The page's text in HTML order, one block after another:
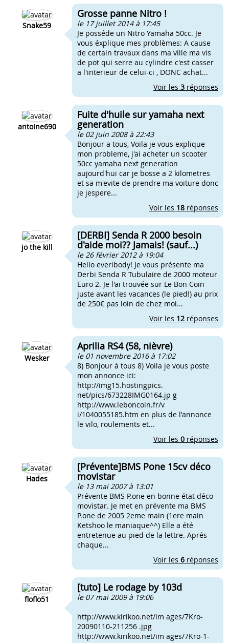
Snake59
Grosse panne Nitro !
le 17 juillet 2014 à 17:45
Je posséde un Nitro Yamaha 50cc. Je
vous éxplique mes problèmes: A cause
de certain travaux dans ma ville ma vis
de pot qui serre au cylindre c'est casser
a l'interieur de celui-ci , DONC achat...
Voir les 3 réponses
antoine690
Fuite d'huile sur yamaha next
generation
le 02 juin 2008 à 22:43
Bonjour a tous, Voila je vous explique
mon probleme, j'ai acheter un scooter
50cc yamaha next generation
aujourd'hui car je bosse a 2 kilometres
et sa m'evite de prendre ma voiture donc
je jespere...
Voir les 18 réponses
jo the kill
[DERBI] Senda R 2000 besoin
d'aide moi?? Jamais! (sauf...)
le 26 février 2012 à 19:04
Hello everibody! Je vous présente ma
Derbi Senda R Tubulaire de 2000 moteur
Euro 2. Je l'ai trouvée sur Le Bon Coin
juste avant les vacances (le pied!) au prix
de 250€ pas loin de chez moi...
Voir les 12 réponses
Wesker
Aprilia RS4 (58, nièvre)
le 01 novembre 2016 à 17:02
8) Bonjour à tous 8) Voila je vous poste
mon annonce ici:
http://img15.hostingpics.
net/pics/673228IMG0164.jp g
http://www.leboncoin.fr/v
i/1040055185.htm en plus de l'annonce
le vilo, roulements et...
Voir les 0 réponses
Hades
[Prévente]BMS Pone 15cv déco
movistar
le 13 mai 2007 à 13:01
Prévente BMS P.one en bonne état déco
movistar. Je met en prévente ma BMS
P.one de 2005 2eme main (1ere main
Ketshoo le maniaque^^) Elle a été
entretenue au pied de la lettre. Aprés
chaque...
Voir les 6 réponses
floflo51
[tuto] Le rodage by 103d
le 07 mai 2009 à 19:06
http://www.kirikoo.net/im ages/7Kro-
20090110-211256 .jpg
http://www.kirikoo.net/im ages/7Kro-1-